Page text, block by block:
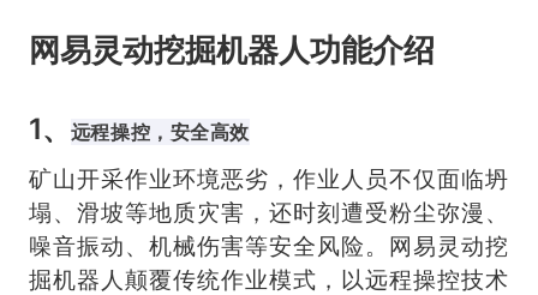
网易灵动挖掘机器人功能介绍
1、 远程操控，安全高效
矿山开采作业环境恶劣，作业人员不仅面临坍
塌、滑坡等地质灾害，还时刻遭受粉尘弥漫、
噪音振动、机械伤害等安全风险。网易灵动挖
掘机器人颠覆传统作业模式，以远程操控技术